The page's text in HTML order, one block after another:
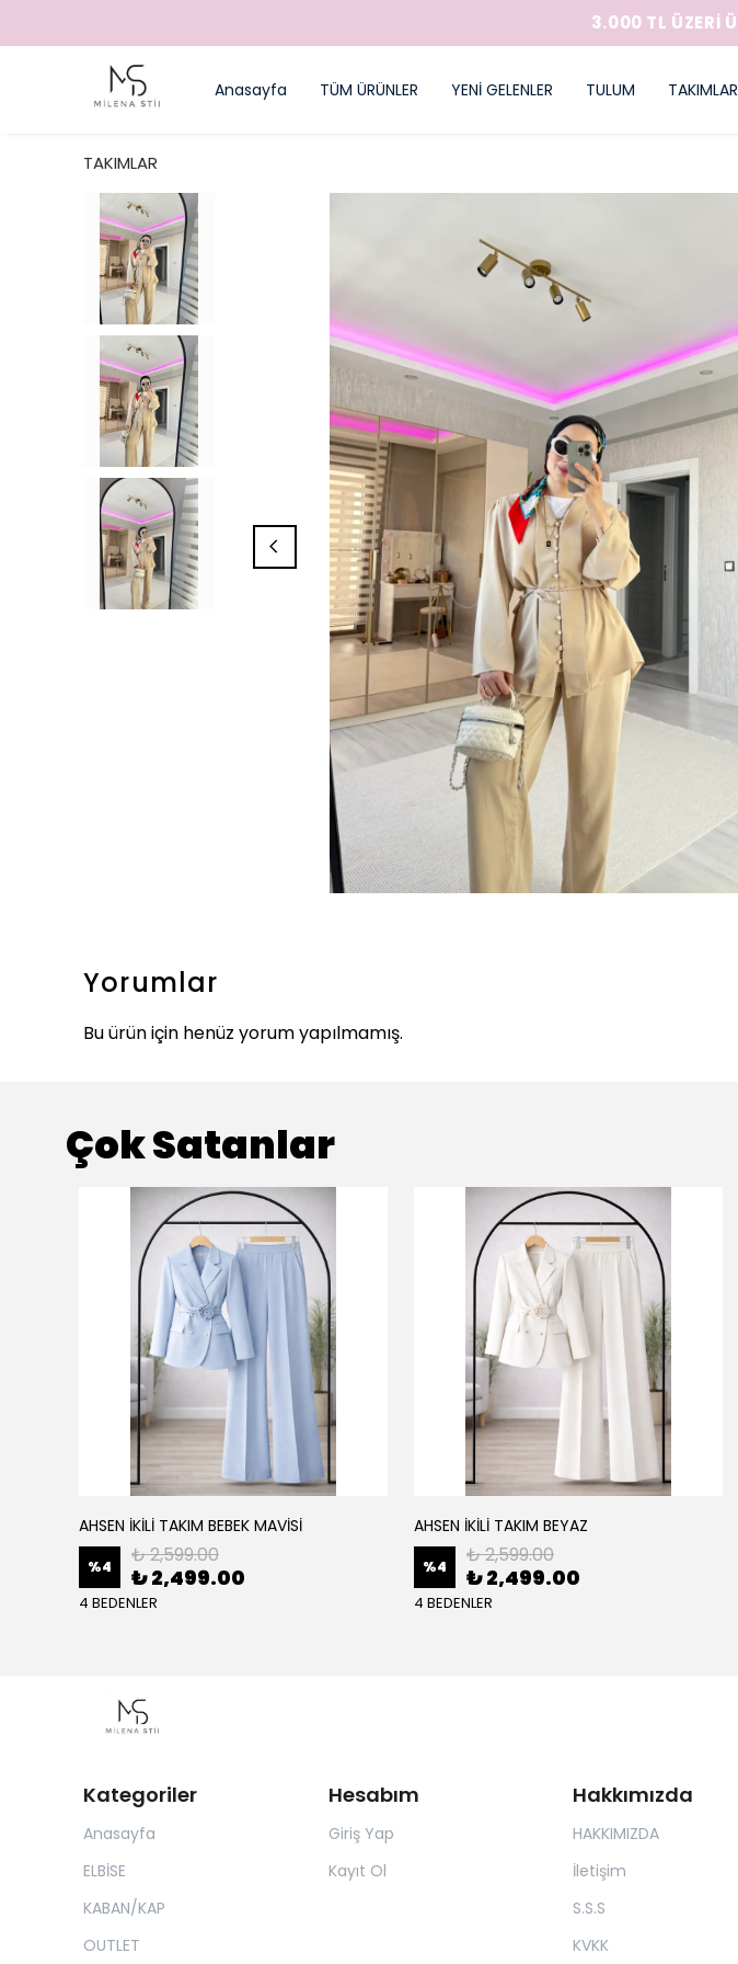
Anasayfa TÜM ÜRÜNLER YENİ GELENLER TULUM TAKIMLAR
TAKIMLAR
Yorumlar
Bu ürün için henüz yorum yapılmamış.
Çok Satanlar
AHSEN İKİLİ TAKIM BEBEK MAVİSİ
%4 ₺ 2,599.00
₺ 2,499.00
4 BEDENLER
AHSEN İKİLİ TAKIM BEYAZ
%4 ₺ 2,599.00
₺ 2,499.00
4 BEDENLER
Kategoriler
Anasayfa
ELBİSE
KABAN/KAP
OUTLET
Hesabım
Giriş Yap
Kayıt Ol
Hakkımızda
HAKKIMIZDA
İletişim
S.S.S
KVKK